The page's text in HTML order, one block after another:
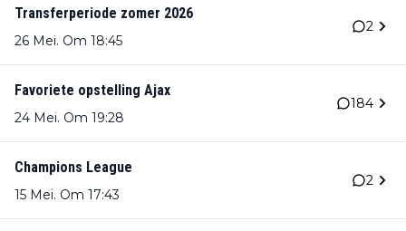
Transferperiode zomer 2026
26 Mei. Om 18:45
2
Favoriete opstelling Ajax
24 Mei. Om 19:28
184
Champions League
15 Mei. Om 17:43
2